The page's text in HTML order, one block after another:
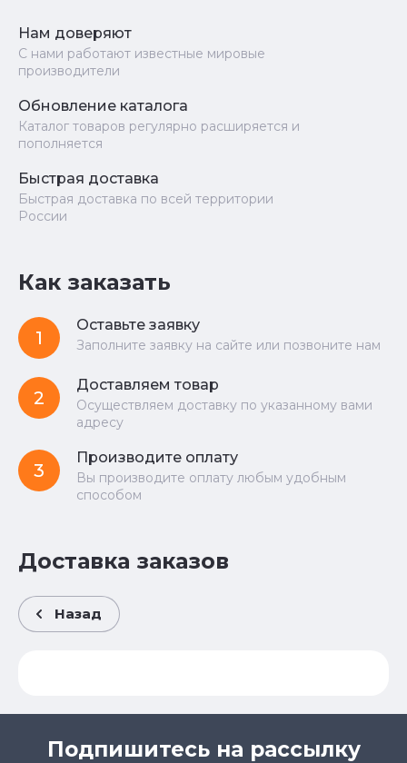
Нам доверяют
С нами работают известные мировые
производители
Обновление каталога
Каталог товаров регулярно расширяется и
пополняется
Быстрая доставка
Быстрая доставка по всей территории
России
Как заказать
1
Оставьте заявку
Заполните заявку на сайте или позвоните нам
2
Доставляем товар
Осуществляем доставку по указанному вами
адресу
3
Производите оплату
Вы производите оплату любым удобным
способом
Доставка заказов
Назад
Подпишитесь на рассылку